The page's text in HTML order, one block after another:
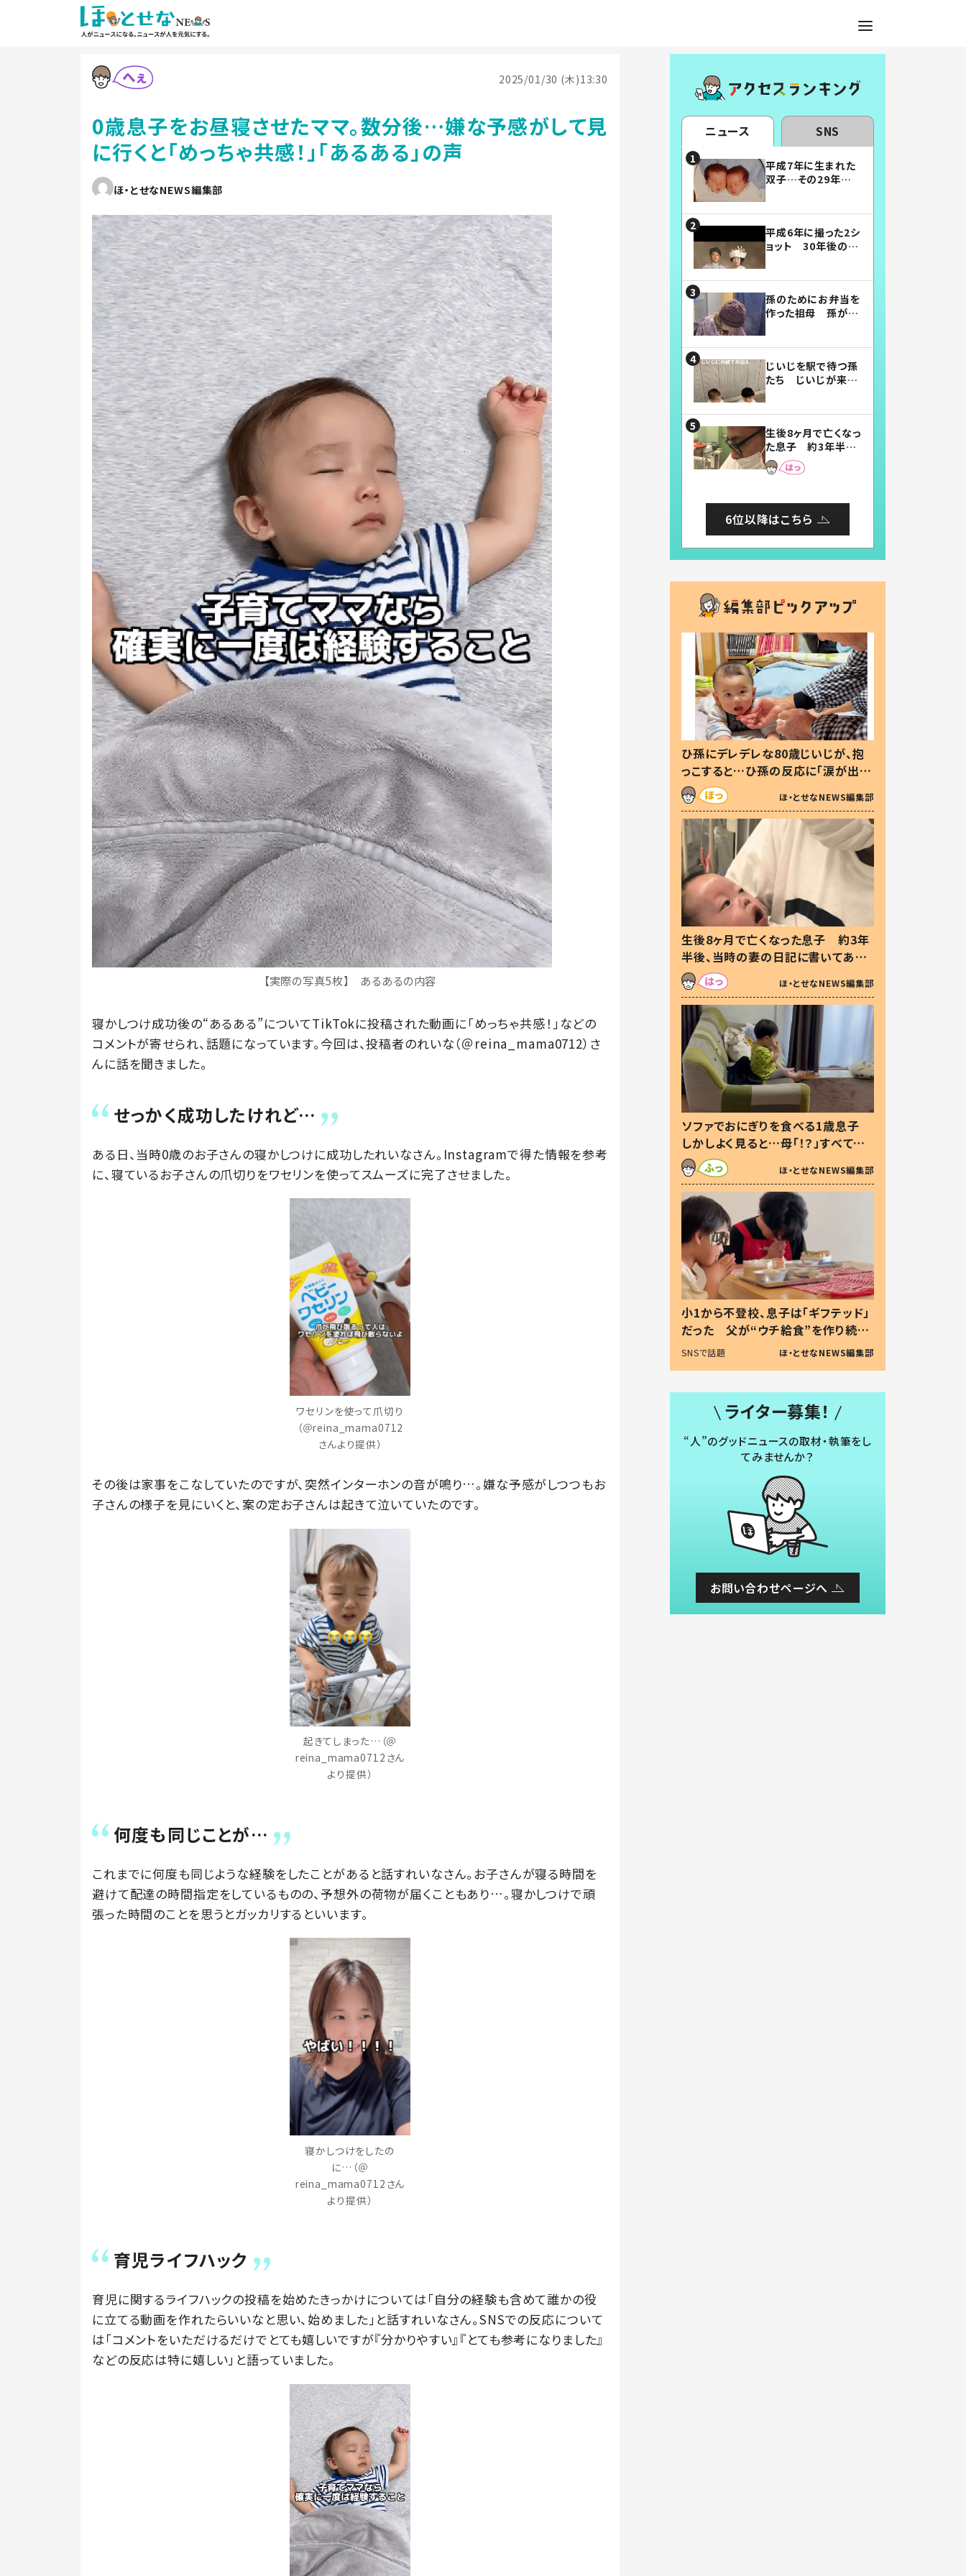
2025/01/30 (木)13:30
0歳息子をお昼寝させたママ。数分後…嫌な予感がして見
に行くと「めっちゃ共感！」「あるある」の声
ほ・とせなNEWS編集部
【実際の写真5枚】 あるあるの内容
寝かしつけ成功後の“あるある”についてTikTokに投稿された動画に「めっちゃ共感！」などの
コメントが寄せられ、話題になっています。今回は、投稿者のれいな（＠reina_mama0712）さ
んに話を聞きました。
せっかく成功したけれど…
ある日、当時0歳のお子さんの寝かしつけに成功したれいなさん。Instagramで得た情報を参考
に、寝ているお子さんの爪切りをワセリンを使ってスムーズに完了させました。
ワセリンを使って爪切り
（＠reina_mama0712
さんより提供）
その後は家事をこなしていたのですが、突然インターホンの音が鳴り…。嫌な予感がしつつもお
子さんの様子を見にいくと、案の定お子さんは起きて泣いていたのです。
起きてしまった…（＠
reina_mama0712さん
より提供）
何度も同じことが…
これまでに何度も同じような経験をしたことがあると話すれいなさん。お子さんが寝る時間を
避けて配達の時間指定をしているものの、予想外の荷物が届くこともあり…。寝かしつけで頑
張った時間のことを思うとガッカリするといいます。
寝かしつけをしたの
に…（＠
reina_mama0712さん
より提供）
育児ライフハック
育児に関するライフハックの投稿を始めたきっかけについては「自分の経験も含めて誰かの役
に立てる動画を作れたらいいなと思い、始めました」と話すれいなさん。SNSでの反応について
は「コメントをいただけるだけでとても嬉しいですが『分かりやすい』『とても参考になりました』
などの反応は特に嬉しい」と語っていました。
ニュース SNS
平成7年に生まれた
双子…その29年後
平成6年に撮った2シ
ョット 30年後の姿
孫のためにお弁当を
作った祖母 孫が絶
じいじを駅で待つ孫
たち じいじが来た
まらない」「幸せにな
れる」
生後8ヶ月で亡くなっ
た息子 約3年半
後、当時の妻の日記
に書いてあった本音
6位以降はこちら
ひ孫にデレデレな80歳じいじが、抱
っこすると…ひ孫の反応に「涙が出ま
した」「可愛くて仕方ない」
ほ・とせなNEWS編集部
生後8ヶ月で亡くなった息子 約3年
半後、当時の妻の日記に書いてあっ
た本音とは
ほ・とせなNEWS編集部
ソファでおにぎりを食べる1歳息子
しかしよく見ると…母「！？」すべてを
察した母の投稿に「可愛いから許
す！」「現行犯〜」
ほ・とせなNEWS編集部
小1から不登校、息子は「ギフテッド」
だった 父が“ウチ給食”を作り続け
る理由とは #令和の親 #令和の子
SNSで話題 ほ・とせなNEWS編集部
ライター募集！
“人”のグッドニュースの取材・執筆をし
てみませんか？
お問い合わせページへ